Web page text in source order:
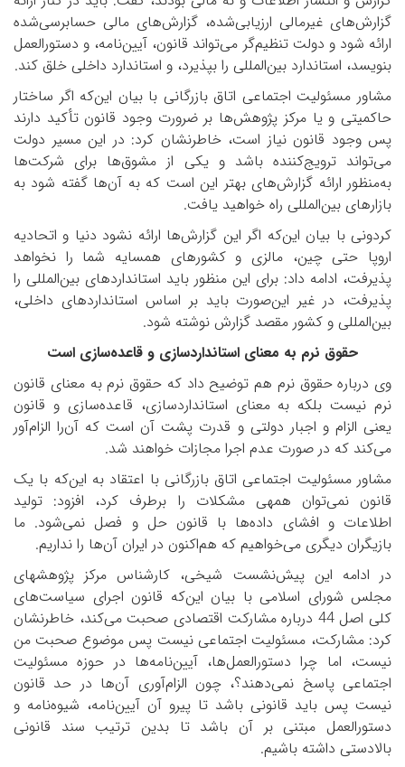
گزارش‌های غیرمالی ارزیابی‌شده، گزارش‌های مالی حسابرسی‌شده
ارائه شود و دولت تنظیم‌گر می‌تواند قانون، آیین‌نامه، و دستورالعمل
بنویسد، استاندارد بین‌المللی را بپذیرد، و استاندارد داخلی خلق کند.
مشاور مسئولیت اجتماعی اتاق بازرگانی با بیان این‌که اگر ساختار
حاکمیتی و یا مرکز پژوهش‌ها بر ضرورت وجود قانون تأکید دارند
پس وجود قانون نیاز است، خاطرنشان کرد: در این مسیر دولت
می‌تواند ترویج‌کننده باشد و یکی از مشوق‌ها برای شرکت‌ها
به‌منظور ارائه گزارش‌های بهتر این است که به آن‌ها گفته شود به
بازارهای بین‌المللی راه خواهید یافت.
کردونی با بیان این‌که اگر این گزارش‌ها ارائه نشود دنیا و اتحادیه
اروپا حتی چین، مالزی و کشورهای همسایه شما را نخواهد
پذیرفت، ادامه داد: برای این منظور باید استانداردهای بین‌المللی را
پذیرفت، در غیر این‌صورت باید بر اساس استانداردهای داخلی،
بین‌المللی و کشور مقصد گزارش نوشته شود.
حقوق نرم به معنای استانداردسازی و قاعده‌سازی است
وی درباره حقوق نرم هم توضیح داد که حقوق نرم به معنای قانون
نرم نیست بلکه به معنای استانداردسازی، قاعده‌سازی و قانون
یعنی الزام و اجبار دولتی و قدرت پشت آن است که آن‌را الزام‌آور
می‌کند که در صورت عدم اجرا مجازات خواهند شد.
مشاور مسئولیت اجتماعی اتاق بازرگانی با اعتقاد به این‌که با یک
قانون نمی‌توان همه­ی مشکلات را برطرف کرد، افزود: تولید
اطلاعات و افشای داده‌ها با قانون حل و فصل نمی‌شود. ما
بازیگران دیگری می‌خواهیم که هم‌اکنون در ایران آن‌ها را نداریم.
در ادامه این پیش‌نشست شیخی، کارشناس مرکز پژوهش­های
مجلس شورای اسلامی با بیان این‌که قانون اجرای سیاست‌های
کلی اصل 44 درباره مشارکت اقتصادی صحبت می‌کند، خاطرنشان
کرد: مشارکت، مسئولیت اجتماعی نیست پس موضوع صحبت من
نیست، اما چرا دستورالعمل‌ها، آیین‌نامه‌ها در حوزه مسئولیت
اجتماعی پاسخ نمی‌دهند؟، چون الزام‌آوری آن‌ها در حد قانون
نیست پس باید قانونی باشد تا پیرو آن آیین‌نامه، شیوه‌نامه و
دستورالعمل مبتنی بر آن باشد تا بدین ترتیب سند قانونی
بالادستی داشته باشیم.